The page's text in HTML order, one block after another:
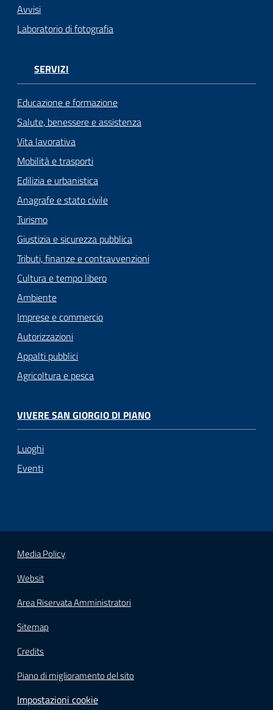
Avvisi
Laboratorio di fotografia
SERVIZI
Educazione e formazione
Salute, benessere e assistenza
Vita lavorativa
Mobilità e trasporti
Edilizia e urbanistica
Anagrafe e stato civile
Turismo
Giustizia e sicurezza pubblica
Tributi, finanze e contravvenzioni
Cultura e tempo libero
Ambiente
Imprese e commercio
Autorizzazioni
Appalti pubblici
Agricoltura e pesca
VIVERE SAN GIORGIO DI PIANO
Luoghi
Eventi
Media Policy
Websit
Area Riservata Amministratori
Sitemap
Credits
Piano di miglioramento del sito
Impostazioni cookie